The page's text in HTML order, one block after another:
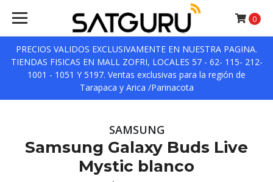
PRECIOS VALIDOS EXCLUSIVAMENTE EN NUESTRA PAGINA.
TIENDAS FISICAS EN MALL ZOFRI, LOCALES 57 - 62- 115- 212-
1001 - 1051 Y 5197. Ventas exclusivas para la región de
Tarapaca y Arica /Parinacota
0
SAMSUNG
Samsung Galaxy Buds Live
Mystic blanco